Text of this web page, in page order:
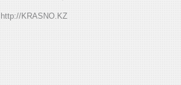
http://KRASNO.KZ